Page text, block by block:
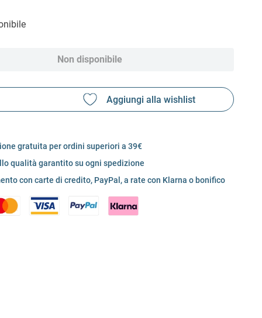
Non disponibile
gratuita per ordini superiori a 39€
qualità garantito su ogni spedizione
con carte di credito, PayPal, a rate con Klarna o bonifico